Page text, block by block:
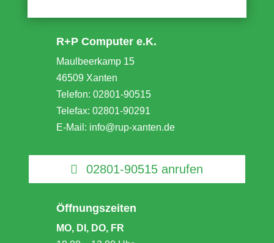
R+P Computer e.K.
Maulbeerkamp 15
46509 Xanten
Telefon: 02801-90515
Telefax: 02801-90291
E-Mail: info@rup-xanten.de
02801-90515 anrufen
Öffnungszeiten
MO, DI, DO, FR